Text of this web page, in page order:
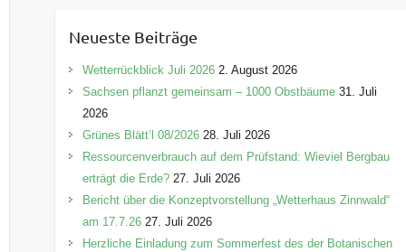
g
o
r
e
n
Neueste Beiträge
Wetterrückblick Juli 2026 2. August 2026
Sachsen pflanzt gemeinsam – 1000 Obstbäume 31. Juli
2026
Grünes Blätt’l 08/2026 28. Juli 2026
Ressourcenverbrauch auf dem Prüfstand: Wieviel Bergbau
erträgt die Erde? 27. Juli 2026
Bericht über die Konzeptvorstellung „Wetterhaus Zinnwald“
am 17.7.26 27. Juli 2026
Herzliche Einladung zum Sommerfest des der Botanischen